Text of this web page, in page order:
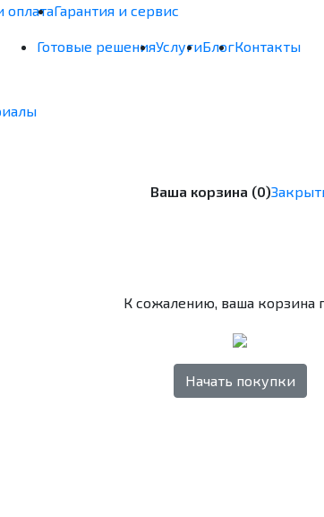
оплатаГарантия и сервис
Готовые решенияУслугиБлогКонтакты
Ваша корзина (0)
К сожалению, ваша корзина
Начать покупки